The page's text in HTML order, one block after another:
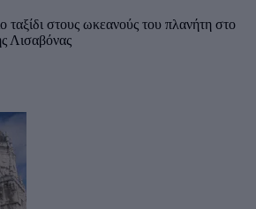
ταξίδι στους ωκεανούς του πλανήτη στο
Λισαβόνας